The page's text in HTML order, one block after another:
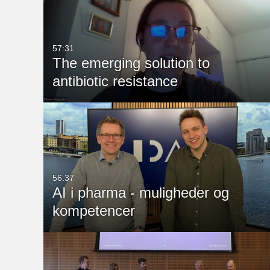
Alle medier
Quiz
Audio
Billede
Live-events
Alle
Available
Not Available
57:31
The emerging solution to
antibiotic resistance
56:37
AI i pharma - muligheder og
kompetencer